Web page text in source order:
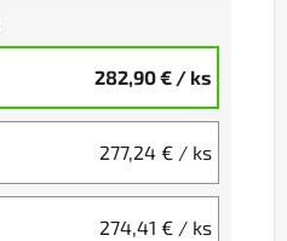
282,90 € / ks
277,24 € / ks
274,41 € / ks